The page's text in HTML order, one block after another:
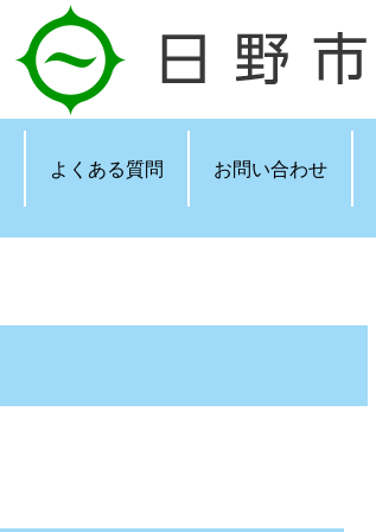
よくある質問 お問い合わせ